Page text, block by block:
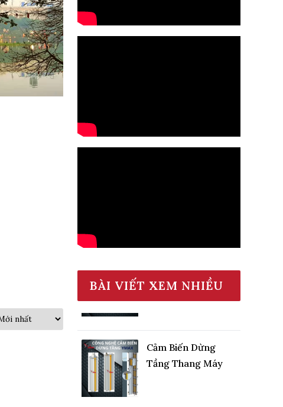
BÀI VIẾT XEM NHIỀU
Thang Máy Cáp Dẹt
Tầng Thang Máy